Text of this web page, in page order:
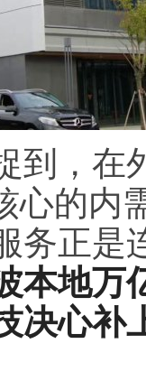
到，在
心的内
务正是
本地万
决心补